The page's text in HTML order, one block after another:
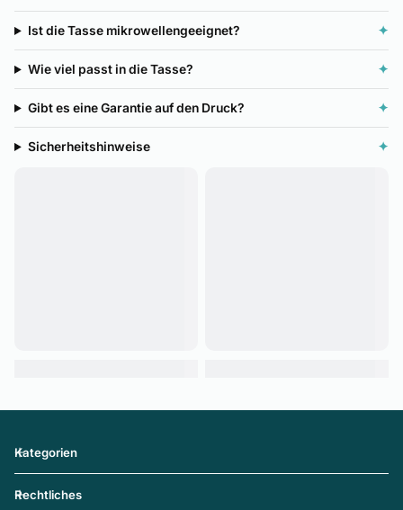
Ist die Tasse mikrowellengeeignet? ✦
Wie viel passt in die Tasse? ✦
Gibt es eine Garantie auf den Druck? ✦
Sicherheitshinweise ✦
Kategorien
Rechtliches